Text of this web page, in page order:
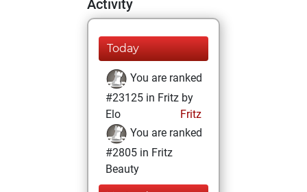
Activity
Today
You are ranked
#23125 in Fritz by
Elo
Fritz
You are ranked
#2805 in Fritz
Beauty